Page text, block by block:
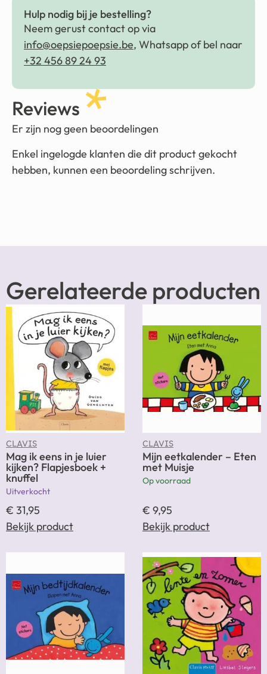
Hulp nodig bij je bestelling?
Neem gerust contact op via
info@oepsiepoepsie.be, Whatsapp of bel naar
+32 456 89 24 93
Reviews
Er zijn nog geen beoordelingen
Enkel ingelogde klanten die dit product gekocht
hebben, kunnen een beoordeling schrijven.
Gerelateerde producten
CLAVIS
Mag ik eens in je luier
kijken? Flapjesboek +
knuffel
Uitverkocht
€ 31,95
Bekijk product
CLAVIS
Mijn eetkalender – Eten
met Muisje
Op voorraad
€ 9,95
Bekijk product